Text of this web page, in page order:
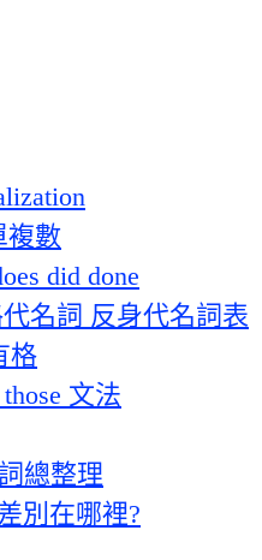
複數
did done
名詞 反身代名詞表
格
文法
總整理
別在哪裡?